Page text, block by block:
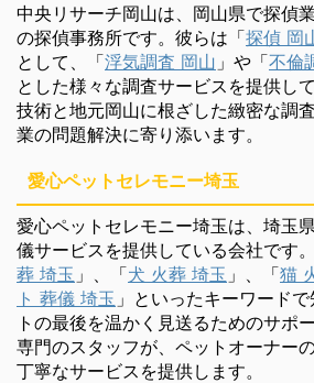
中央リサーチ岡山は、岡山県で探偵
の探偵事務所です。彼らは「探偵 岡
として、「浮気調査 岡山 」や「不倫
とした様々な調査サービスを提供し
技術と地元岡山に根ざした緻密な調
業の問題解決に寄り添います。
愛心ペットセレモニー埼玉
愛心ペットセレモニー埼玉は、埼玉
儀サービスを提供している会社です
葬 埼玉 」、「犬 火葬 埼玉 」、「猫
ト 葬儀 埼玉 」といったキーワード
トの最後を温かく見送るためのサポ
専門のスタッフが、ペットオーナー
丁寧なサービスを提供します。